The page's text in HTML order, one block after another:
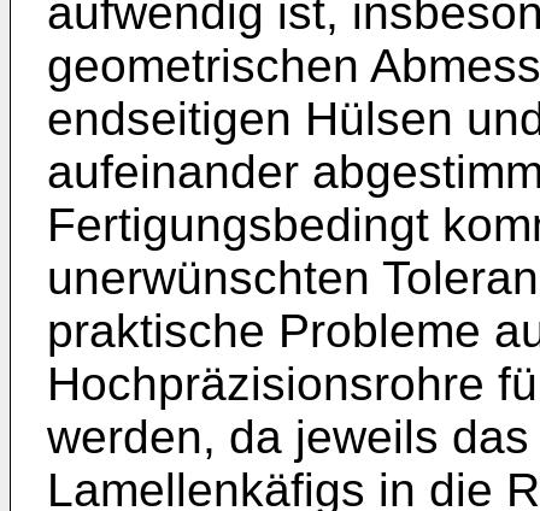
aufwendig ist,
geometrischen
endseitigen Hülsen
aufeinander
Fertigungsbedingt
unerwünschten
praktische Probleme
Hochpräzisionsrohre
werden, da jeweils
Lamellenkäfigs in die